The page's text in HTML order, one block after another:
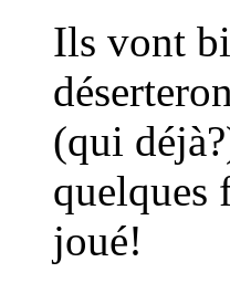
Ils vont
(qui
quelques
joué!